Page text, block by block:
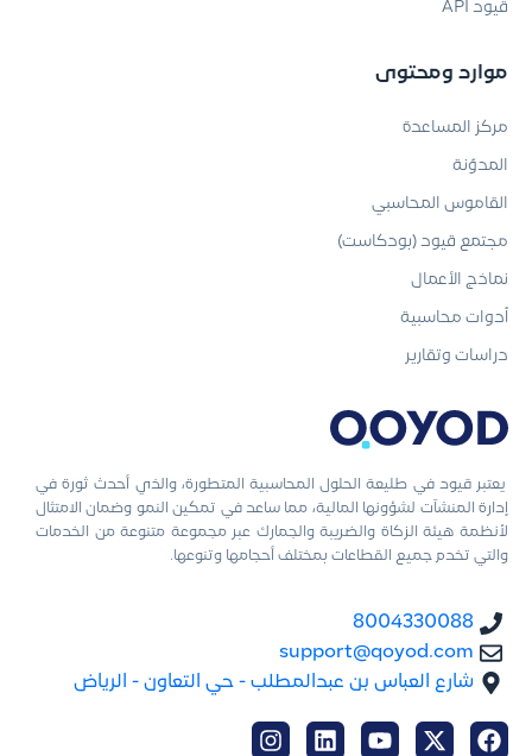
يعتبر قيود في طليعة الحلول المحاسبية المتطورة، والذي أحدث ثورة في
إدارة المنشآت لشؤونها المالية، مما ساعد في تمكين النمو وضمان الامتثال
لأنظمة هيئة الزكاة والضريبة والجمارك عبر مجموعة متنوعة من الخدمات
والتي تخدم جميع القطاعات بمختلف أحجامها وتنوعها.
8004330088
support@qoyod.com
شارع العباس بن عبدالمطلب - حي التعاون - الرياض
قيود API
موارد ومحتوى
مركز المساعدة
المدوّنة
القاموس المحاسبي
مجتمع قيود (بودكاست)
نماذج الأعمال
أدوات محاسبية
دراسات وتقارير